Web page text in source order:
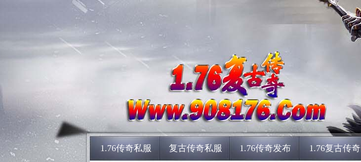
1.76传奇私服 复古传奇私服 1.76传奇发布 1.76复古传奇